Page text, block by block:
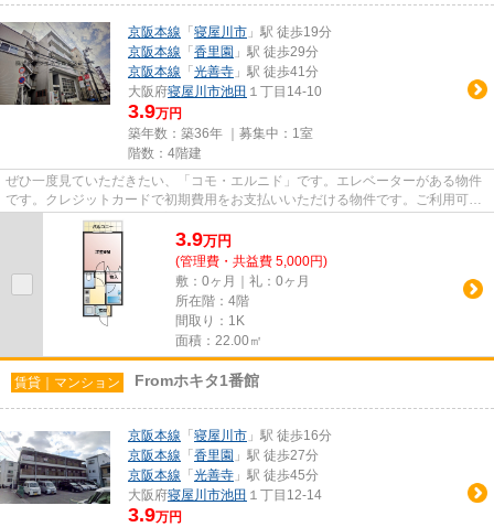
京阪本線 「 寝屋川市 」駅 徒歩19分
京阪本線 「 香里園 」駅 徒歩29分
京阪本線 「 光善寺 」駅 徒歩41分
大阪府寝屋川市池田 １丁目14-10
3.9万円
築年数：築36年 ｜募集中： 1室
階数：4階建
ぜひ一度見ていただきたい、「コモ・エルニド」です。エレベーターがある物件
です。クレジットカードで初期費用をお支払いいただける物件です。ご利用可能
な駅が2つあり、行き先に応じ...
3.9万円
(管理費・共益費 5,000円)
敷：0ヶ月｜礼：0ヶ月
所在階：4階
間取り：1K
面積：22.00㎡
賃貸｜マンション Fromホキタ1番館
京阪本線 「 寝屋川市 」駅 徒歩16分
京阪本線 「 香里園 」駅 徒歩27分
京阪本線 「 光善寺 」駅 徒歩45分
大阪府寝屋川市池田 １丁目12-14
3.9万円